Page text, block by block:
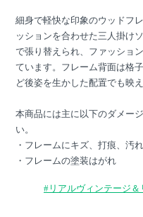
細身で軽快な印象のウッドフ
ッションを合わせた三人掛け
で張り替えられ、ファッショ
ています。フレーム背面は格
ど後姿を生かした配置でも映
本商品には主に以下のダメー
い。
・フレームにキズ、打痕、汚れ
・フレームの塗装はがれ
#リアルヴィンテージ＆